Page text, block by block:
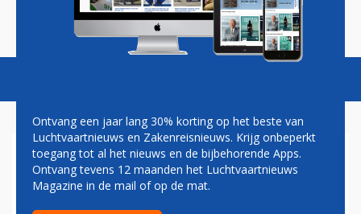
Magazine Podcasts Vacatures
OOK JOON-PERSONEEL IS
ONTEVREDEN
Ontvang een jaar lang 30% korting op het beste van
Luchtvaartnieuws en Zakenreisnieuws. Krijg onbeperkt
toegang tot al het nieuws en de bijbehorende Apps.
Ontvang tevens 12 maanden het Luchtvaartnieuws
Magazine in de mail of op de mat.